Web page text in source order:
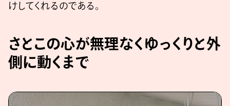
けしてくれるのである。
さとこの心が無理なくゆっくりと外
側に動くまで